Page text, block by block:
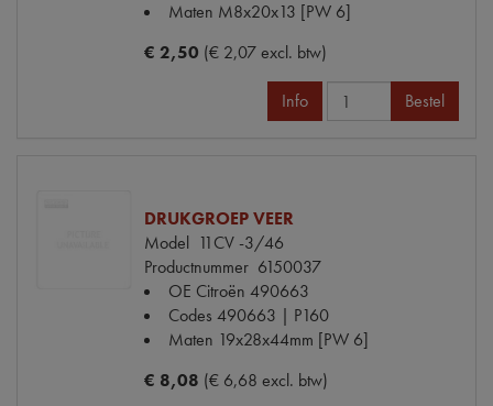
Maten M8x20x13 [PW 6]
€ 2,50 (€ 2,07 excl. btw)
Info Bestel
DRUKGROEP VEER
Model 11CV -3/46
Productnummer 6150037
OE Citroën 490663
Codes 490663 | P160
Maten 19x28x44mm [PW 6]
€ 8,08 (€ 6,68 excl. btw)